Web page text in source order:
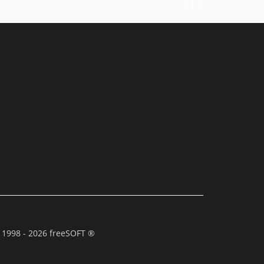
- 2026 freeSOFT ®